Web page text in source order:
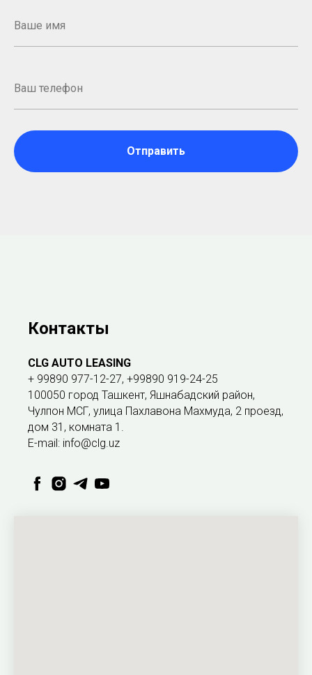
Отправить
Контакты
CLG AUTO LEASING
+ 99890 977-12-27, +99890 919-24-25
100050 город Ташкент, Яшнабадский район,
Чулпон МСГ, улица Пахлавона Махмуда, 2 проезд,
дом 31, комната 1.
E-mail: info@clg.uz